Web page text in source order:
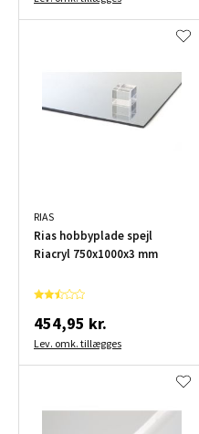
RIAS
Rias hobbyplade spejl
Riacryl 750x1000x3 mm
454,95 kr.
Lev. omk. tillægges